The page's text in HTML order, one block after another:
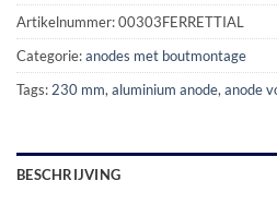
Artikelnummer:00303FERRETTIAL
Categorie:anodes met boutmontage
Tags: 230 mm, aluminium anode, anode
BESCHRIJVING